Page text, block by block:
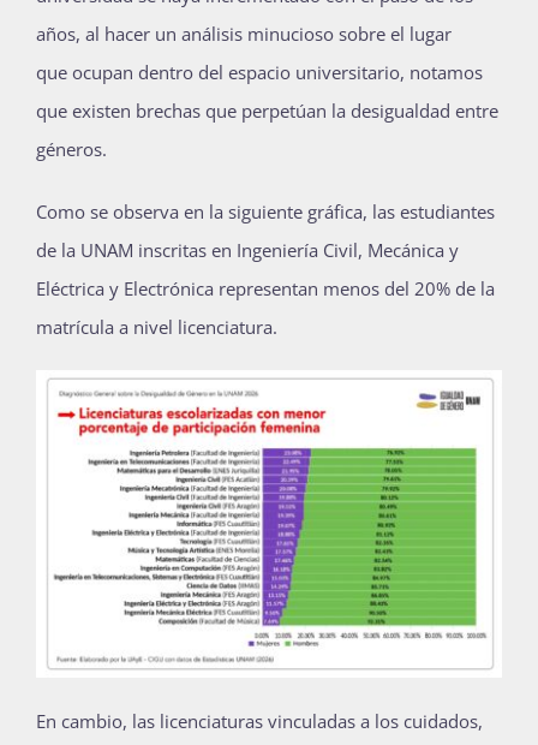
años, al hacer un análisis minucioso sobre el lugar
que ocupan dentro del espacio universitario, notamos
que existen brechas que perpetúan la desigualdad entre
géneros.
Como se observa en la siguiente gráfica, las estudiantes
de la UNAM inscritas en Ingeniería Civil, Mecánica y
Eléctrica y Electrónica representan menos del 20% de la
matrícula a nivel licenciatura.
En cambio, las licenciaturas vinculadas a los cuidados,